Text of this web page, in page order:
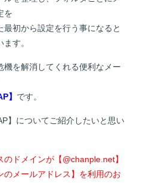
を
最初から設定を行う事になると
す。
機を解消してくれる便利なメー
】 です。
】についてご紹介したいと思い
ドメインが【@chanple.net】
のメールアドレス】を利用のお